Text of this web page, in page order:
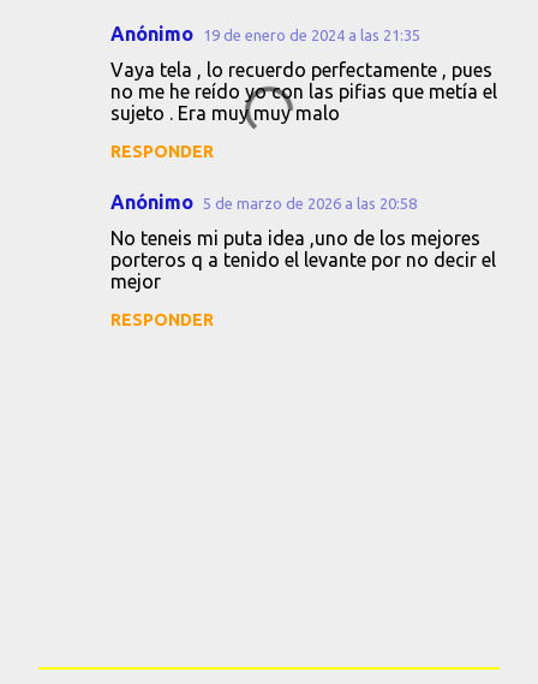
Anónimo 19 de enero de 2024 a las 21:35
Vaya tela , lo recuerdo perfectamente , pues
no me he reído yo con las pifias que metía el
sujeto . Era muy muy malo
RESPONDER
Anónimo 5 de marzo de 2026 a las 20:58
No teneis mi puta idea ,uno de los mejores
porteros q a tenido el levante por no decir el
mejor
RESPONDER